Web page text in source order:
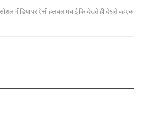
मीडिया पर ऐसी हलचल मचाई कि देखते ही देखते वह एक